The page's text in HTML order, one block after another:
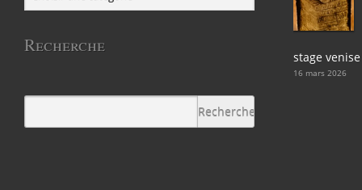
Recherche
stage
16 mars 2026